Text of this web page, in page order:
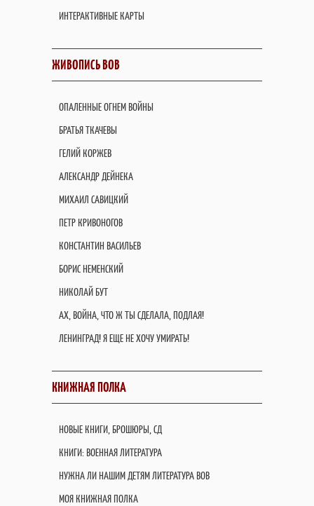
ИНТЕРАКТИВНЫЕ КАРТЫ
ЖИВОПИСЬ ВОВ
ОПАЛЕННЫЕ ОГНЕМ ВОЙНЫ
БРАТЬЯ ТКАЧЕВЫ
ГЕЛИЙ КОРЖЕВ
АЛЕКСАНДР ДЕЙНЕКА
МИХАИЛ САВИЦКИЙ
ПЕТР КРИВОНОГОВ
КОНСТАНТИН ВАСИЛЬЕВ
БОРИС НЕМЕНСКИЙ
НИКОЛАЙ БУТ
АХ, ВОЙНА, ЧТО Ж ТЫ СДЕЛАЛА, ПОДЛАЯ!
ЛЕНИНГРАД! Я ЕЩЕ НЕ ХОЧУ УМИРАТЬ!
КНИЖНАЯ ПОЛКА
НОВЫЕ КНИГИ, БРОШЮРЫ, СД
КНИГИ: ВОЕННАЯ ЛИТЕРАТУРА
НУЖНА ЛИ НАШИМ ДЕТЯМ ЛИТЕРАТУРА ВОВ
МОЯ КНИЖНАЯ ПОЛКА